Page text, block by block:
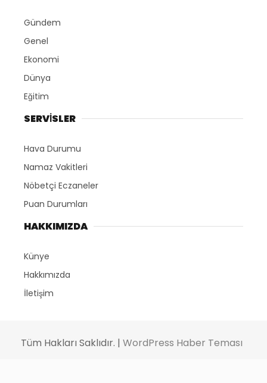
Gündem
Genel
Ekonomi
Dünya
Eğitim
SERVİSLER
Hava Durumu
Namaz Vakitleri
Nöbetçi Eczaneler
Puan Durumları
HAKKIMIZDA
Künye
Hakkımızda
İletişim
Tüm Hakları Saklıdır. | WordPress Haber Teması